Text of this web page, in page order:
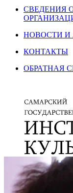
СВЕДЕНИЯ
НОВОСТИ
КОНТАКТЫ
ОБРАТНАЯ